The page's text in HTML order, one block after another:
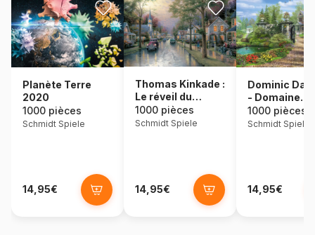
Planète Terre
2020
1000 pièces
Schmidt Spiele
14,95€
Thomas Kinkade :
Le réveil du
village
1000 pièces
Schmidt Spiele
14,95€
Dominic
- Domaine
idyllique
1000 pièces
Schmidt Spiele
14,95€